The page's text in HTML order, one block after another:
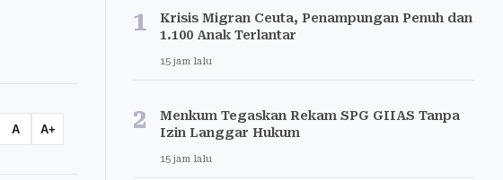
A A+
1
Krisis Migran Ceuta, Penampungan Penuh dan
1.100 Anak Terlantar
15 jam lalu
2
Menkum Tegaskan Rekam SPG GIIAS Tanpa
Izin Langgar Hukum
15 jam lalu